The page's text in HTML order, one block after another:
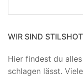
WIR SIND
Hier findest du
schlagen lässt.